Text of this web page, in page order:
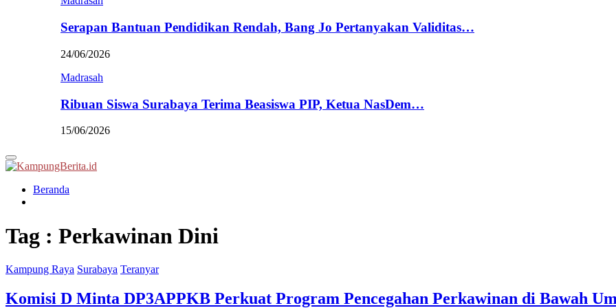
Serapan Bantuan Pendidikan Rendah, Bang Jo Pertanyakan Validitas…
24/06/2026
Madrasah
Ribuan Siswa Surabaya Terima Beasiswa PIP, Ketua NasDem…
15/06/2026
Primary
Menu
Beranda
Tag : Perkawinan Dini
Kampung Raya Surabaya Teranyar
Komisi D Minta DP3APPKB Perkuat Program Pencegahan Perkawinan di Bawah